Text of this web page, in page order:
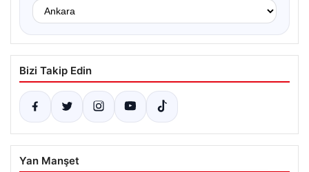
Bizi Takip Edin
Yan Manşet